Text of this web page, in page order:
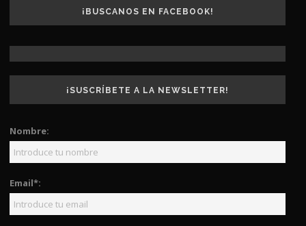
¡BUSCANOS EN FACEBOOK!
¡SUSCRÍBETE A LA NEWSLETTER!
Nombre:
Email*: